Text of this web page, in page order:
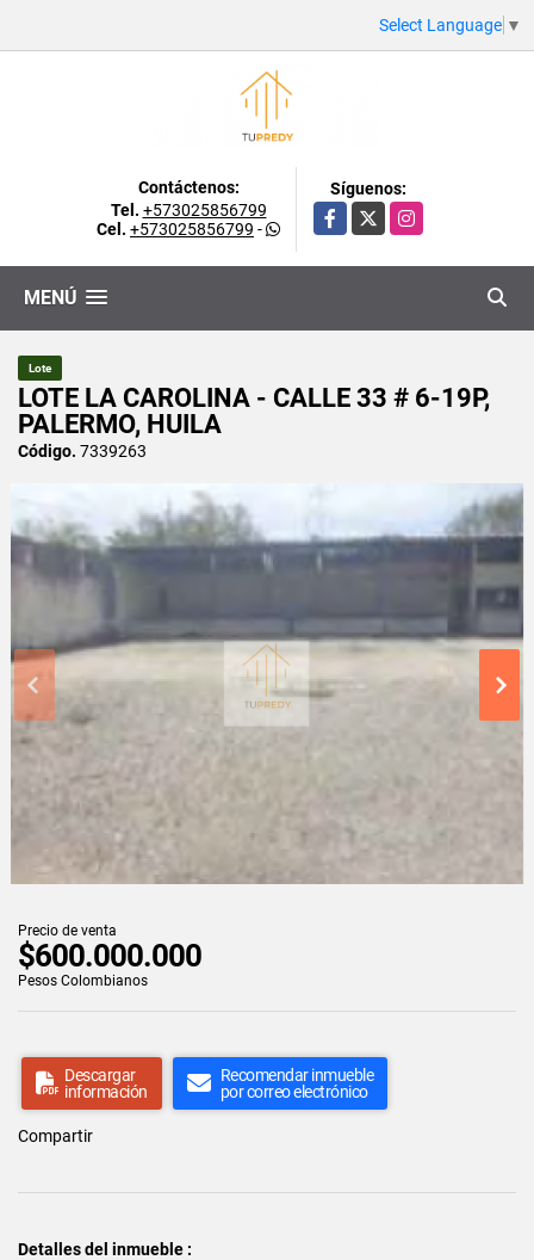
Select Language ▼
Contáctenos:
Tel. +573025856799
Cel. +573025856799 -
Síguenos:
Facebook
X Instagram
MENÚ
Lote
LOTE LA CAROLINA - CALLE 33 # 6-19P,
PALERMO, HUILA
Código. 7339263
Precio de venta
$600.000.000
Pesos Colombianos
Descargar
información
Recomendar inmueble
por correo electrónico
Compartir
Detalles del inmueble :